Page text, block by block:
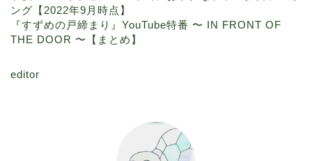
ング【2022年9月時点】
『すずめの戸締まり』YouTube特番 〜 IN FRONT OF
THE DOOR 〜【まとめ】
editor